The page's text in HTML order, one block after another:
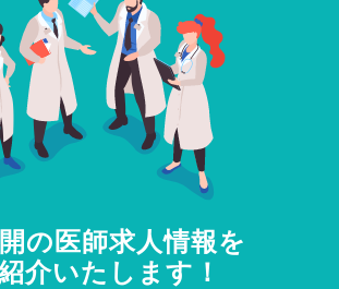
の医師求人情報を
介いたします！